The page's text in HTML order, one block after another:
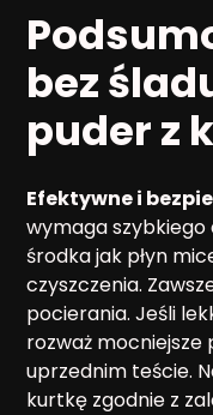
bez
puder z
Efektywne i
wymaga szybkiego
środka jak płyn
czyszczenia.
pocierania. Jeśli
rozważ
uprzednim teście.
kurtkę zgodnie z